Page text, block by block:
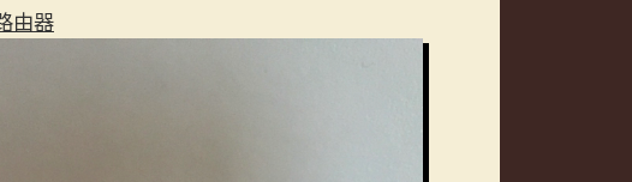
由器